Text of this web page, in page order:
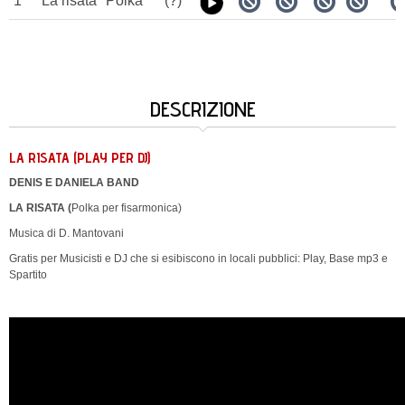
DESCRIZIONE
LA RISATA (PLAY PER DJ)
DENIS E DANIELA BAND
LA RISATA (Polka per fisarmonica)
Musica di D. Mantovani
Gratis per Musicisti e DJ che si esibiscono in locali pubblici: Play, Base mp3 e
Spartito